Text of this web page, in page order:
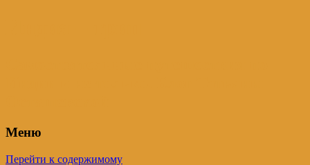
Меню
Перейти к содержимому